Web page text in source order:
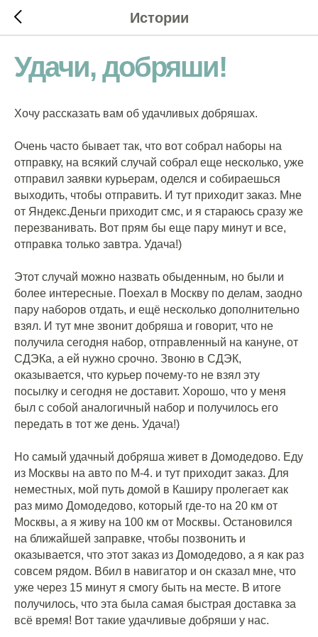
Истории
Удачи, добряши!
Хочу рассказать вам об удачливых добряшах.
Очень часто бывает так, что вот собрал наборы на
отправку, на всякий случай собрал еще несколько, уже
отправил заявки курьерам, оделся и собираешься
выходить, чтобы отправить. И тут приходит заказ. Мне
от Яндекс.Деньги приходит смс, и я стараюсь сразу же
перезванивать. Вот прям бы еще пару минут и все,
отправка только завтра. Удача!)
Этот случай можно назвать обыденным, но были и
более интересные. Поехал в Москву по делам, заодно
пару наборов отдать, и ещё несколько дополнительно
взял. И тут мне звонит добряша и говорит, что не
получила сегодня набор, отправленный на кануне, от
СДЭКа, а ей нужно срочно. Звоню в СДЭК,
оказывается, что курьер почему-то не взял эту
посылку и сегодня не доставит. Хорошо, что у меня
был с собой аналогичный набор и получилось его
передать в тот же день. Удача!)
Но самый удачный добряша живет в Домодедово. Еду
из Москвы на авто по М-4. и тут приходит заказ. Для
неместных, мой путь домой в Каширу пролегает как
раз мимо Домодедово, который где-то на 20 км от
Москвы, а я живу на 100 км от Москвы. Остановился
на ближайшей заправке, чтобы позвонить и
оказывается, что этот заказ из Домодедово, а я как раз
совсем рядом. Вбил в навигатор и он сказал мне, что
уже через 15 минут я смогу быть на месте. В итоге
получилось, что эта была самая быстрая доставка за
всё время! Вот такие удачливые добряши у нас.